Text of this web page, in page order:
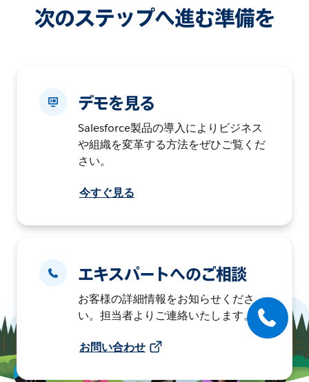
次のステップへ進む準備を
デモを見る
Salesforce製品の導入によりビジネス
や組織を変革する方法をぜひご覧くだ
さい。
今すぐ見る
エキスパートへのご相談
お客様の詳細情報をお知らせくださ
い。担当者よりご連絡いたします。
お問い合わせ